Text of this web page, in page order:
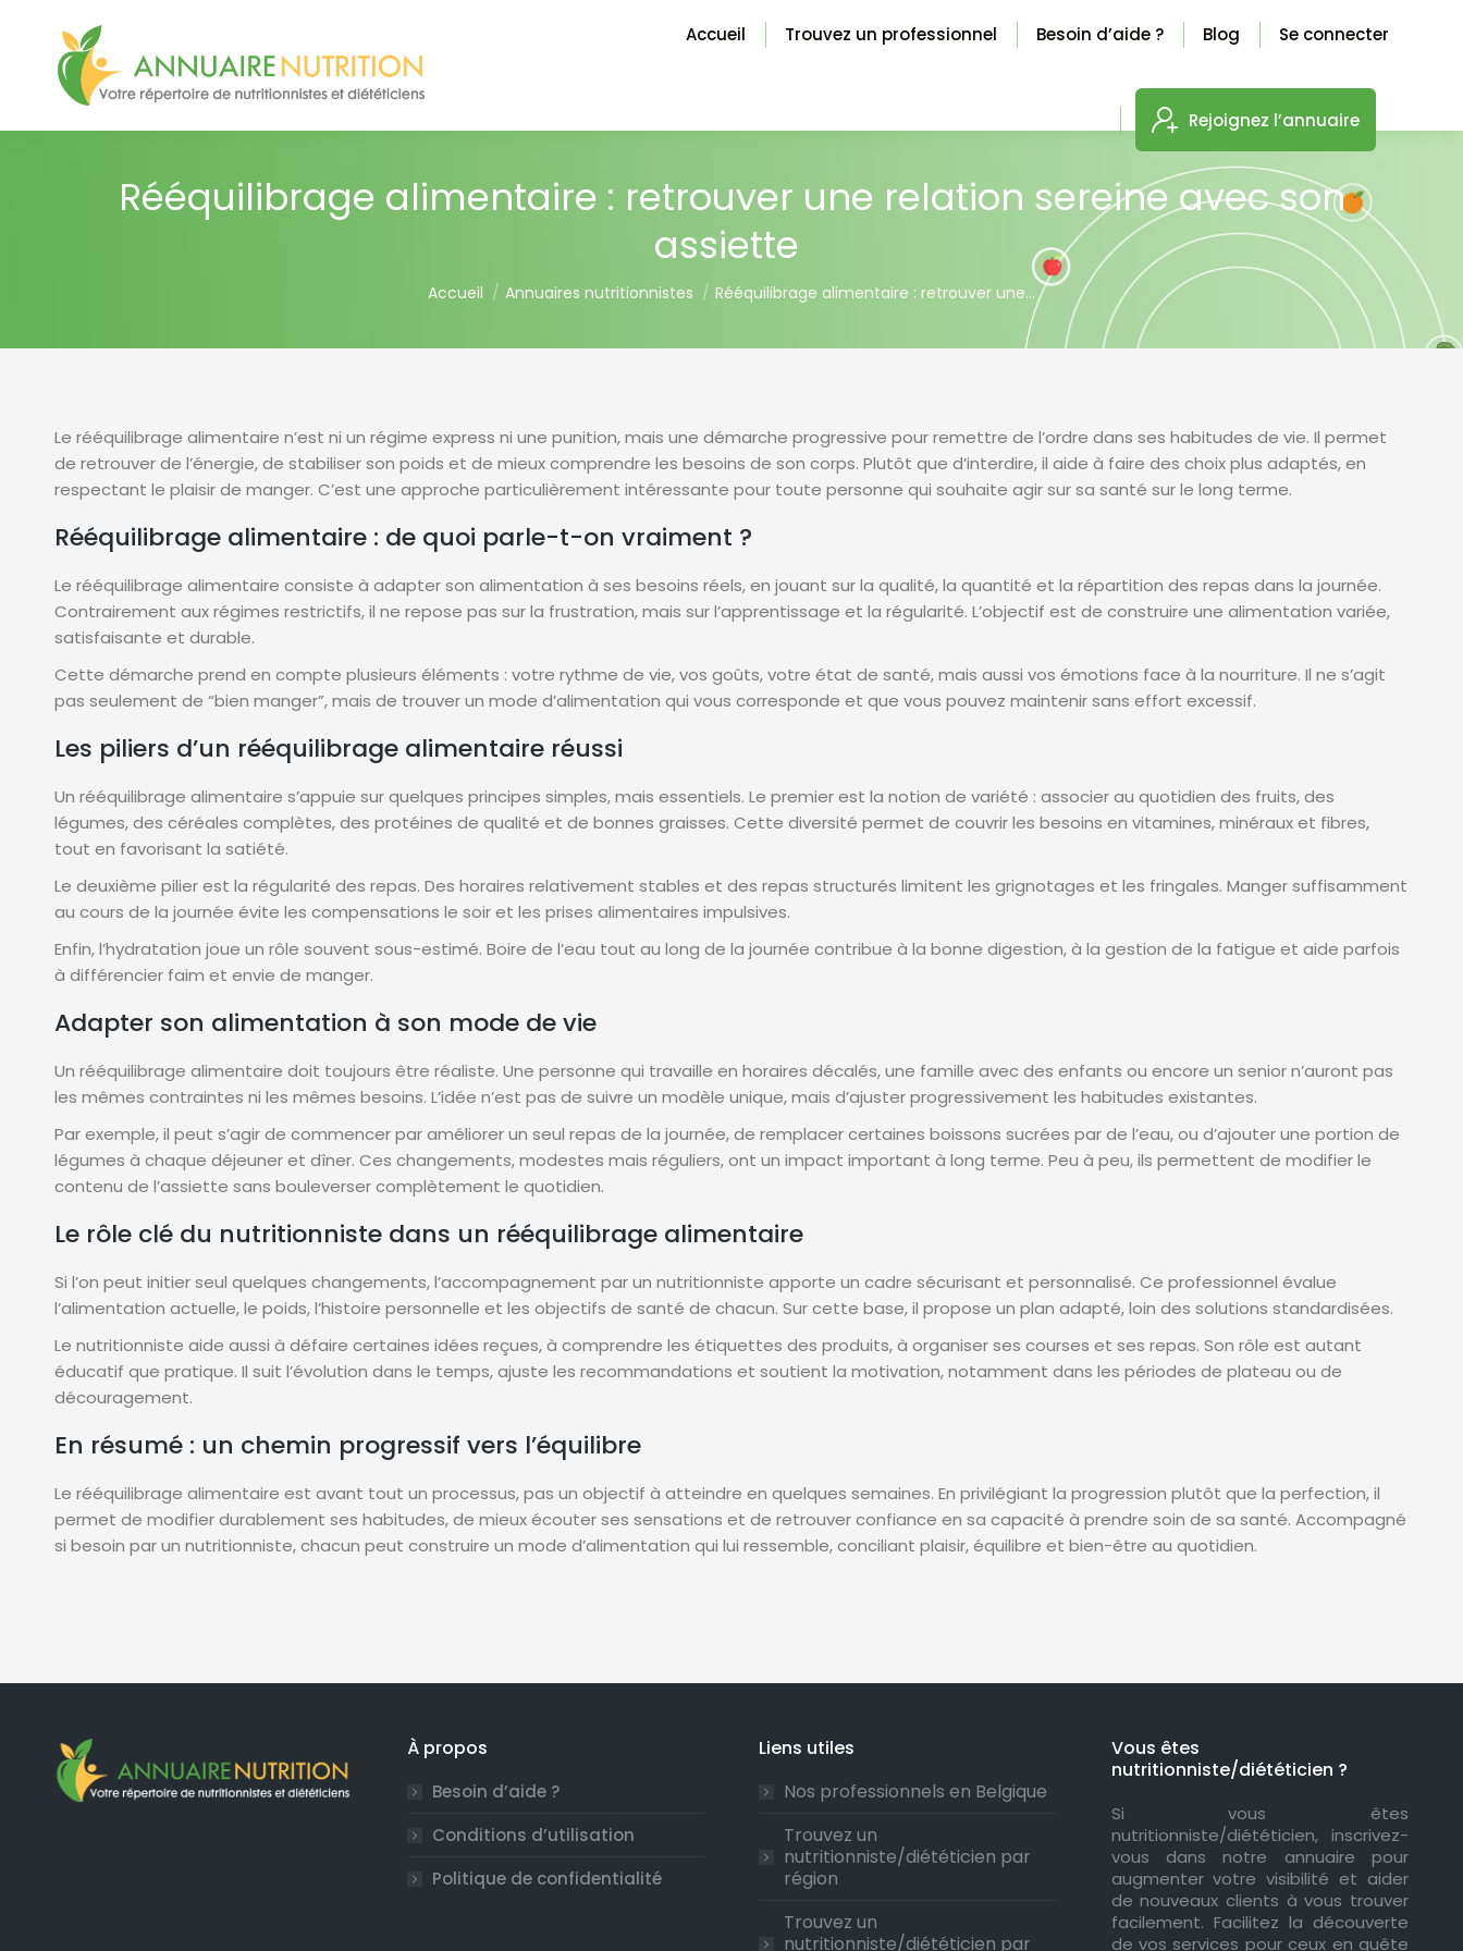
Accueil Trouvez un professionnel Besoin d’aide ? Blog Se connecter
Rejoignez l’annuaire
Rééquilibrage alimentaire : retrouver une relation sereine avec son
assiette
You are here:
Accueil Annuaires nutritionnistes Rééquilibrage alimentaire : retrouver une…
Le rééquilibrage alimentaire n’est ni un régime express ni une punition, mais une démarche progressive pour remettre de l’ordre dans ses habitudes de vie. Il permet
de retrouver de l’énergie, de stabiliser son poids et de mieux comprendre les besoins de son corps. Plutôt que d’interdire, il aide à faire des choix plus adaptés, en
respectant le plaisir de manger. C’est une approche particulièrement intéressante pour toute personne qui souhaite agir sur sa santé sur le long terme.
Rééquilibrage alimentaire : de quoi parle-t-on vraiment ?
Le rééquilibrage alimentaire consiste à adapter son alimentation à ses besoins réels, en jouant sur la qualité, la quantité et la répartition des repas dans la journée.
Contrairement aux régimes restrictifs, il ne repose pas sur la frustration, mais sur l’apprentissage et la régularité. L’objectif est de construire une alimentation variée,
satisfaisante et durable.
Cette démarche prend en compte plusieurs éléments : votre rythme de vie, vos goûts, votre état de santé, mais aussi vos émotions face à la nourriture. Il ne s’agit
pas seulement de “bien manger”, mais de trouver un mode d’alimentation qui vous corresponde et que vous pouvez maintenir sans effort excessif.
Les piliers d’un rééquilibrage alimentaire réussi
Un rééquilibrage alimentaire s’appuie sur quelques principes simples, mais essentiels. Le premier est la notion de variété : associer au quotidien des fruits, des
légumes, des céréales complètes, des protéines de qualité et de bonnes graisses. Cette diversité permet de couvrir les besoins en vitamines, minéraux et fibres,
tout en favorisant la satiété.
Le deuxième pilier est la régularité des repas. Des horaires relativement stables et des repas structurés limitent les grignotages et les fringales. Manger suffisamment
au cours de la journée évite les compensations le soir et les prises alimentaires impulsives.
Enfin, l’hydratation joue un rôle souvent sous-estimé. Boire de l’eau tout au long de la journée contribue à la bonne digestion, à la gestion de la fatigue et aide parfois
à différencier faim et envie de manger.
Adapter son alimentation à son mode de vie
Un rééquilibrage alimentaire doit toujours être réaliste. Une personne qui travaille en horaires décalés, une famille avec des enfants ou encore un senior n’auront pas
les mêmes contraintes ni les mêmes besoins. L’idée n’est pas de suivre un modèle unique, mais d’ajuster progressivement les habitudes existantes.
Par exemple, il peut s’agir de commencer par améliorer un seul repas de la journée, de remplacer certaines boissons sucrées par de l’eau, ou d’ajouter une portion de
légumes à chaque déjeuner et dîner. Ces changements, modestes mais réguliers, ont un impact important à long terme. Peu à peu, ils permettent de modifier le
contenu de l’assiette sans bouleverser complètement le quotidien.
Le rôle clé du nutritionniste dans un rééquilibrage alimentaire
Si l’on peut initier seul quelques changements, l’accompagnement par un nutritionniste apporte un cadre sécurisant et personnalisé. Ce professionnel évalue
l’alimentation actuelle, le poids, l’histoire personnelle et les objectifs de santé de chacun. Sur cette base, il propose un plan adapté, loin des solutions standardisées.
Le nutritionniste aide aussi à défaire certaines idées reçues, à comprendre les étiquettes des produits, à organiser ses courses et ses repas. Son rôle est autant
éducatif que pratique. Il suit l’évolution dans le temps, ajuste les recommandations et soutient la motivation, notamment dans les périodes de plateau ou de
découragement.
En résumé : un chemin progressif vers l’équilibre
Le rééquilibrage alimentaire est avant tout un processus, pas un objectif à atteindre en quelques semaines. En privilégiant la progression plutôt que la perfection, il
permet de modifier durablement ses habitudes, de mieux écouter ses sensations et de retrouver confiance en sa capacité à prendre soin de sa santé. Accompagné
si besoin par un nutritionniste, chacun peut construire un mode d’alimentation qui lui ressemble, conciliant plaisir, équilibre et bien-être au quotidien.
À propos
Besoin d’aide ?
Conditions d’utilisation
Politique de confidentialité
Liens utiles
Nos professionnels en Belgique
Trouvez un
nutritionniste/diététicien par
région
Trouvez un
nutritionniste/diététicien par
Vous êtes
nutritionniste/diététicien ?
Si vous êtes
nutritionniste/diététicien, inscrivez-
vous dans notre annuaire pour
augmenter votre visibilité et aider
de nouveaux clients à vous trouver
facilement. Facilitez la découverte
de vos services pour ceux en quête